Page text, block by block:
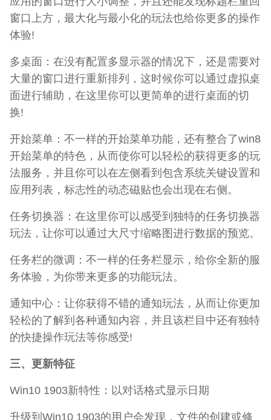
窗口上方，最大化与最小化的玩法也给你更多的操作
体验!
多桌面：在没有配置多显示器的情况下，还是需要对
大量的窗口进行重新排列，这时候你可以通过虚拟桌
面进行辅助，在这里你可以更简单的进行桌面的切
换!
开始菜单：不一样的开始菜单功能，还有整合了win8
开始菜单的特色，从而使你可以轻松的获得更多的玩
法服务，并且你可以在左侧看到包含系统关键设置和
应用列表，标志性的动态磁贴也会出现在右侧。
任务切换器：在这里你可以感受到独特的任务切换器
玩法，让你可以通过大尺寸缩略图进行数据的预览。
任务栏的微调：不一样的任务栏显示，给你全新的服
务体验，为你带来更多的功能玩法。
通知中心：让你获得不错的通知玩法，从而让你更加
轻松的了解到各种通知内容，并且该栏目中还有独特
的快捷操作玩法等你感受!
三、更新特征
Win10 1903新特性：以对话格式显示日期
升级到Win10 1903的用户会发现，文件的创建或修